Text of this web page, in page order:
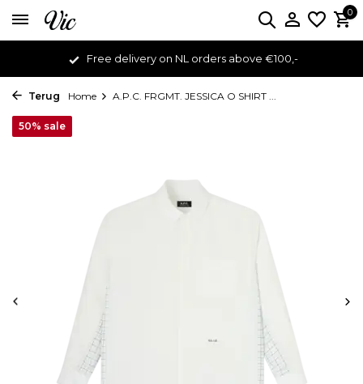
0
Free delivery on NL orders above €100,-
Terug Home A.P.C. FRGMT. JESSICA O SHIRT ...
50% sale